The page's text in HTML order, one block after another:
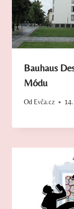
Bauhaus
Módu
Od Evča.cz